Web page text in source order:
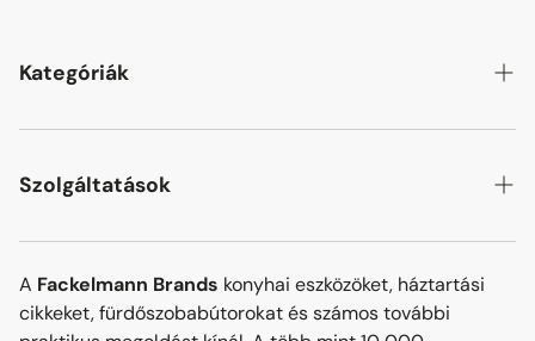
Kategóriák
Bor és bár
Fürdőszoba bútorok
Fürdőszobai mosdók
Fürdőszobai világítás
Szolgáltatások
Keresés
Elérhetőségek
A Fackelmann Brands konyhai eszközöket, háztartási
cikkeket, fürdőszobabútorokat és számos további